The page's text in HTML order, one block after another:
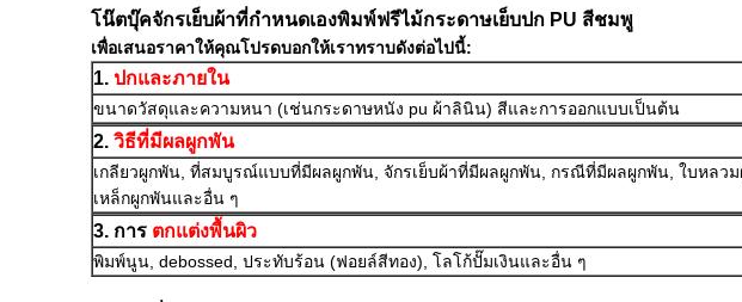
โน๊ตบุ๊คจักรเย็บผ้าที่กำหนดเองพิมพ์ฟรีไม้กระดาษเย็บปก PU สีชมพู
เพื่อเสนอราคาให้คุณโปรดบอกให้เราทราบดังต่อไปนี้:
1. ปกและภายใน
ขนาดวัสดุและความหนา (เช่นกระดาษหนัง pu ผ้าลินิน) สีและการออกแบบเป็นต้น
2. วิธีที่มีผลผูกพัน
เกลียวผูกพัน, ที่สมบูรณ์แบบที่มีผลผูกพัน, จักรเย็บผ้าที่มีผลผูกพัน, กรณีที่มีผลผูกพัน, ใบหลว
เหล็กผูกพันและอื่น ๆ
3. การ ตกแต่งพื้นผิว
พิมพ์นูน, debossed, ประทับร้อน (ฟอยล์สีทอง), โลโก้ปั๊มเงินและอื่น ๆ